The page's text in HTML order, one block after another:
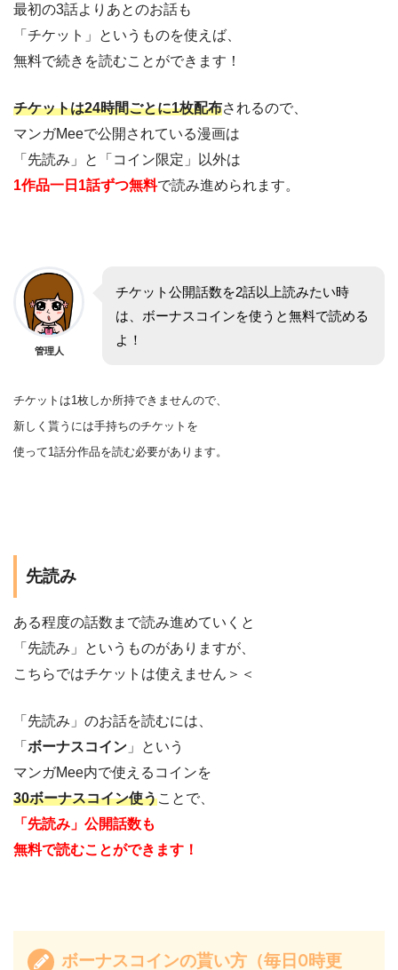
最初の3話よりあとのお話も
「チケット」というものを使えば、
無料で続きを読むことができます！
チケットは24時間ごとに1枚配布されるので、
マンガMeeで公開されている漫画は
「先読み」と「コイン限定」以外は
1作品一日1話ずつ無料で読み進められます。
管理人
チケット公開話数を2話以上読みたい時
は、ボーナスコインを使うと無料で読める
よ！
チケットは1枚しか所持できませんので、
新しく貰うには手持ちのチケットを
使って1話分作品を読む必要があります。
先読み
ある程度の話数まで読み進めていくと
「先読み」というものがありますが、
こちらではチケットは使えません＞＜
「先読み」のお話を読むには、
「 ボーナスコイン 」という
マンガMee内で使えるコインを
30ボーナスコイン使うことで、
「先読み」公開話数も
無料で読むことができます！
ボーナスコインの貰い方（毎日0時更